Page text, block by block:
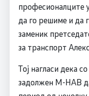
професионалците
да го решиме и да
заменик
за транспорт
Тој нагласи дека
задолжен М-НАВ